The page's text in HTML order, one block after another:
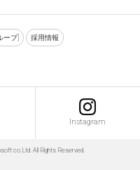
ープ] 採用情報
Instagram
co.Ltd. All Rights Reserved.